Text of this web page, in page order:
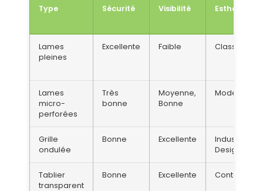
Type Sécurité Visibilité Esthétique
Lames
pleines
Excellente Faible Classique
Lames
micro-
perforées
Très
bonne
Moyenne,
Bonne
Moderne
Grille
ondulée
Bonne Excellente
Industrie,
Design
Tablier
transparent
Bonne Excellente